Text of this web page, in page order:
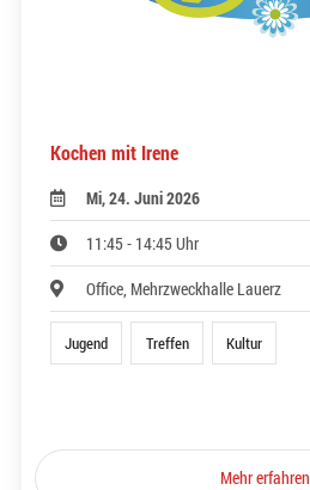
Kochen mit Irene
Mi, 24. Juni 2026
11:45 - 14:45 Uhr
Office, Mehrzweckhalle Lauerz
Jugend Treffen Kultur
Mehr erfahren